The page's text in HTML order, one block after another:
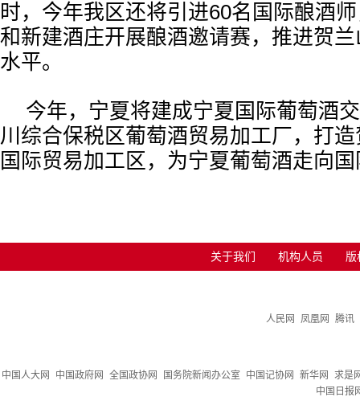
时，今年我区还将引进60名国际酿酒
和新建酒庄开展酿酒邀请赛，推进贺
水平。
今年，宁夏将建成宁夏国际葡萄酒
川综合保税区葡萄酒贸易加工厂，打
国际贸易加工区，为宁夏葡萄酒走向
关于我们 机构人员 版
人民网 凤凰网 腾讯
中国人大网 中国政府网 全国政协网 国务院新闻办公室 中国记协网 新华网
求是
中国日报